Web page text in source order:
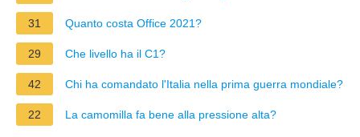
31 Quanto costa Office 2021?
29 Che livello ha il C1?
42 Chi ha comandato l'Italia nella prima guerra mondiale?
22 La camomilla fa bene alla pressione alta?